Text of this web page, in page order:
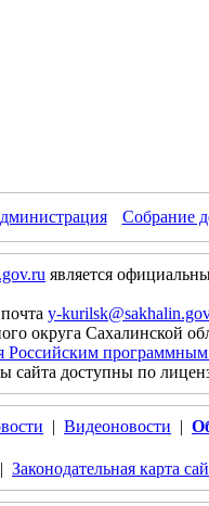
Собрание
является
y-
округа Сахалинской
Российским
сайта доступны по
| Видеоновости |
| Законодательная карта